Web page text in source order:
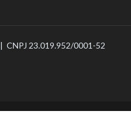
| CNPJ 23.019.952/0001-52